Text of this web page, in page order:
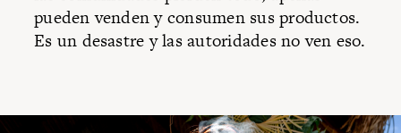
pueden venden y consumen sus productos.
Es un desastre y las autoridades no ven eso.